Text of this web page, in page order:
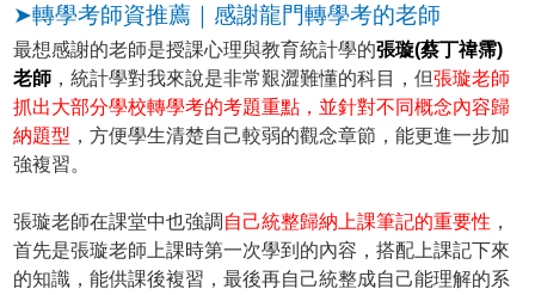
➤轉學考師資推薦｜感謝龍門轉學考的老師
最想感謝的老師是授課心理與教育統計學的張璇(蔡丁禕霈)
老師 ，統計學對我來說是非常艱澀難懂的科目，但張璇老師
抓出大部分學校轉學考的考題重點，並針對不同概念內容歸
納題型 ，方便學生清楚自己較弱的觀念章節，能更進一步加
強複習。
張璇老師在課堂中也強調 自己統整歸納上課筆記的重要性 ，
首先是張璇老師上課時第一次學到的內容，搭配上課記下來
的知識，能供課後複習，最後再自己統整成自己能理解的系